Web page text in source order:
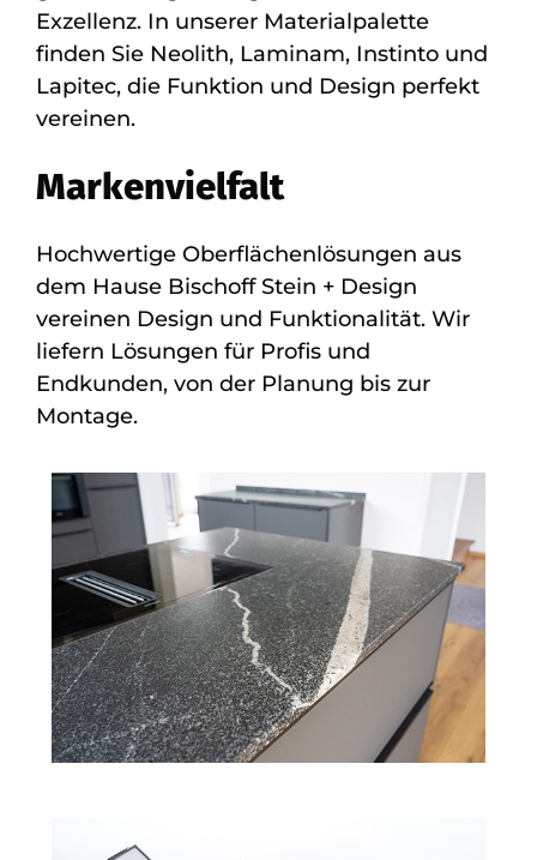
Exzellenz. In unserer Materialpalette
finden Sie Neolith, Laminam, Instinto und
Lapitec, die Funktion und Design perfekt
vereinen.
Markenvielfalt
Hochwertige Oberflächenlösungen aus
dem Hause Bischoff Stein + Design
vereinen Design und Funktionalität. Wir
liefern Lösungen für Profis und
Endkunden, von der Planung bis zur
Montage.